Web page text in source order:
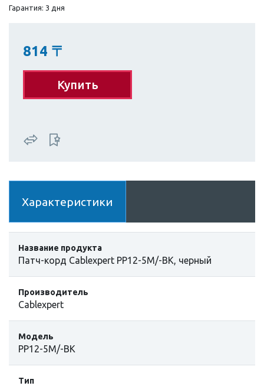
Гарантия: 3 дня
814 〒
Купить
Характеристики
Название продукта
Патч-корд Cablexpert PP12-5M/-BK, черный
Производитель
Cablexpert
Модель
PP12-5M/-BK
Тип